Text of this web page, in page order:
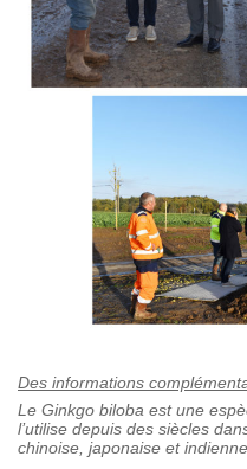
Des informations
Le Ginkgo biloba est une
l’utilise depuis des siècles
chinoise, japonaise et